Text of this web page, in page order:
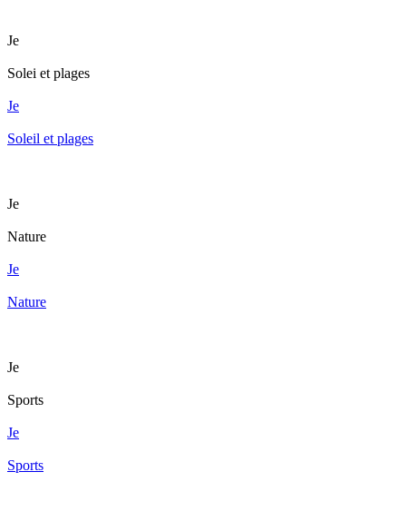
Je
Solei et plages
Je
Soleil et plages
Je
Nature
Je
Nature
Je
Sports
Je
Sports